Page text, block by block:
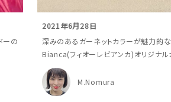
ーの
2021年6月28日
深みのあるガーネットカラーが魅力的
Bianca(フィオーレビアンカ)オリジナル
M.Nomura